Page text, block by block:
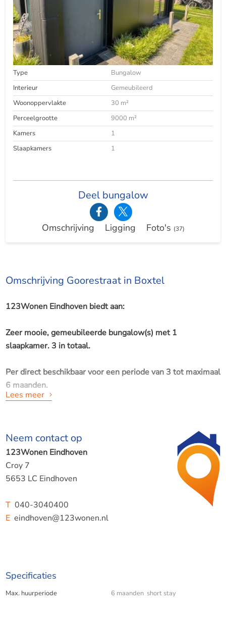
Type
Bungalow
Interieur
Gemeubileerd
Woonoppervlakte
30 m²
Perceelgrootte
9000 m²
Kamers
1
Slaapkamers
1
Deel bungalow
Omschrijving Ligging Foto's (37)
Omschrijving Goorestraat in Boxtel
123Wonen Eindhoven biedt aan:
Zeer mooie, gemeubileerde bungalow(s) met 1
slaapkamer. 3 in totaal.
Per direct beschikbaar voor een periode van 3 tot maximaal
6 maanden.
!!GEEN INSCHRIJVING MOGELIJK & SHORT STAY!!
Erasmus student, stagiair in de regio of tijdelijk opzoek naar
woonruimte in omgeving Den Bosch/Eindhoven - dan is dit
met prive parking.
Lees meer
Neem contact op
123Wonen Eindhoven
Croy 7
5653 LC Eindhoven
T040-3040400
Eeindhoven@123wonen.nl
Specificaties
Max. huurperiode 6 maanden short stay